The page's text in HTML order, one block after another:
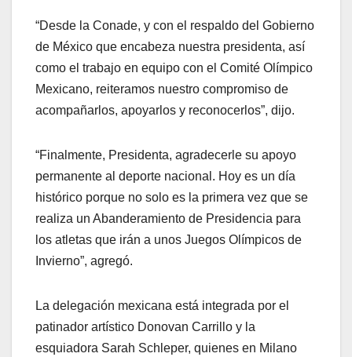
“Desde la Conade, y con el respaldo del Gobierno
de México que encabeza nuestra presidenta, así
como el trabajo en equipo con el Comité Olímpico
Mexicano, reiteramos nuestro compromiso de
acompañarlos, apoyarlos y reconocerlos”, dijo.
“Finalmente, Presidenta, agradecerle su apoyo
permanente al deporte nacional. Hoy es un día
histórico porque no solo es la primera vez que se
realiza un Abanderamiento de Presidencia para
los atletas que irán a unos Juegos Olímpicos de
Invierno”, agregó.
La delegación mexicana está integrada por el
patinador artístico Donovan Carrillo y la
esquiadora Sarah Schleper, quienes en Milano